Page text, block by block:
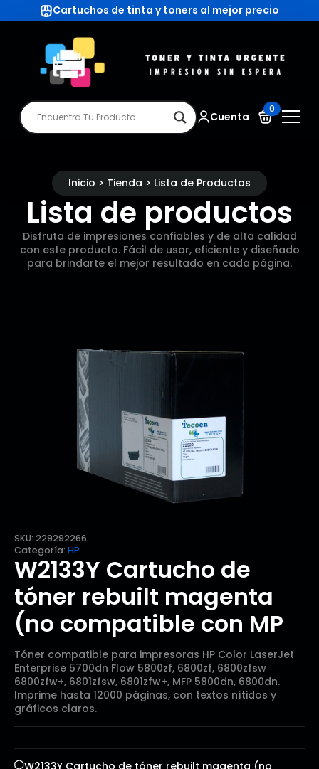
Cartuchos de tinta y toners al mejor precio
Cuenta
0
Inicio > Tienda > Lista de Productos
Lista de productos
Disfruta de impresiones confiables y de alta calidad
con este producto. Fácil de usar, eficiente y diseñado
para brindarte el mejor resultado en cada página.
SKU: 229292266
Categoría: HP
W2133Y Cartucho de
tóner rebuilt magenta
(no compatible con MP
Tóner compatible para impresoras HP Color LaserJet
Enterprise 5700dn Flow 5800zf, 6800zf, 6800zfsw
6800zfw+, 6801zfsw, 6801zfw+, MFP 5800dn, 6800dn.
Imprime hasta 12000 páginas, con textos nítidos y
gráficos claros.